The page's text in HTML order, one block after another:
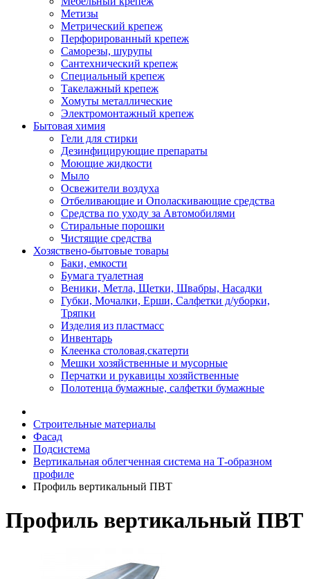
Метизы
Метрический крепеж
Перфорированный крепеж
Саморезы, шурупы
Сантехнический крепеж
Специальный крепеж
Такелажный крепеж
Хомуты металлические
Электромонтажный крепеж
Бытовая химия
Гели для стирки
Дезинфицирующие препараты
Моющие жидкости
Мыло
Освежители воздуха
Отбеливающие и Ополаскивающие средства
Средства по уходу за Автомобилями
Стиральные порошки
Чистящие средства
Хозяствено-бытовые товары
Баки, емкости
Бумага туалетная
Веники, Метла, Щетки, Швабры, Насадки
Губки, Мочалки, Ерши, Салфетки д/уборки,
Тряпки
Изделия из пластмасс
Инвентарь
Клеенка столовая,скатерти
Мешки хозяйственные и мусорные
Перчатки и рукавицы хозяйственные
Полотенца бумажные, салфетки бумажные
Строительные материалы
Фасад
Подсистема
Вертикальная облегченная система на Т-образном
профиле
Профиль вертикальный ПВТ
Профиль вертикальный ПВТ